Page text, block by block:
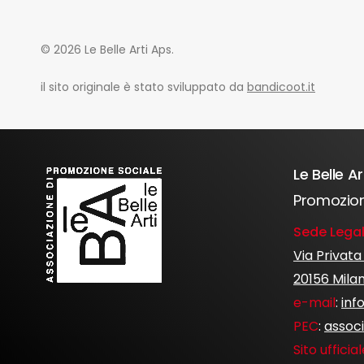
© 2026 Le Belle Arti Aps.
il sito originale è stato sviluppato da bandicoot.it
Le Belle
Sede
Via
20156
e-mail:
PEC:
Sito